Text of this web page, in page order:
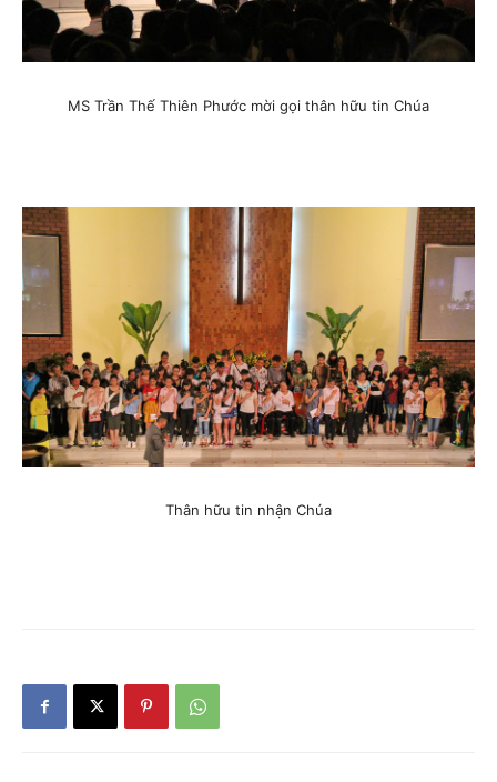
MS Trần Thế Thiên Phước mời gọi thân hữu tin Chúa
Thân hữu tin nhận Chúa